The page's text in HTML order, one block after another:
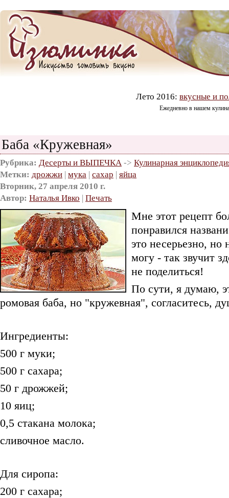
Лето 2016: вкусные и
Ежедневно в нашем
Баба «Кружевная»
Рубрика: Десерты и ВЫПЕЧКА -> Кулинарная
Метки: дрожжи | мука | сахар | яйца
Вторник, 27 апреля 2010 г.
Автор: Наталья Ивко | Печать
Мне этот рецепт
понравился
это несерьезно, но
могу - так звучит
не поделиться!
По сути, я думаю,
ромовая баба, но "кружевная", согласитесь,
Ингредиенты:
500 г муки;
500 г сахара;
50 г дрожжей;
10 яиц;
0,5 стакана молока;
сливочное масло.
Для сиропа:
200 г сахара;